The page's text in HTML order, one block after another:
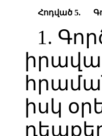
Հոդված 5.
1.
իսկ